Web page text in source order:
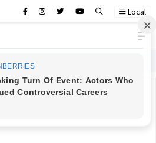
Local
la donna muore dissanguata